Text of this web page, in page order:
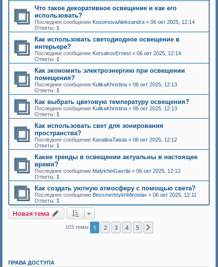
Что такое декоративное освещение и как его
использовать?
Последнее сообщение KosomovaAleksandra « 06 окт 2025, 12:14
Ответы: 1
Как использовать светодиодное освещение в
интерьере?
Последнее сообщение KorsakovErnest « 06 окт 2025, 12:14
Ответы: 1
Как экономить электроэнергию при освещении
помещения?
Последнее сообщение KulikaKhristina « 06 окт 2025, 12:13
Ответы: 1
Как выбрать цветовую температуру освещения?
Последнее сообщение KulikaKhristina « 06 окт 2025, 12:13
Ответы: 1
Как использовать свет для зонирования
пространства?
Последнее сообщение KanalinaTaisiia « 06 окт 2025, 12:12
Ответы: 1
Какие тренды в освещении актуальны в настоящее
время?
Последнее сообщение MalykhinGavrila « 06 окт 2025, 12:12
Ответы: 1
Как создать уютную атмосферу с помощью света?
Последнее сообщение BessmertnykhMiroslav « 06 окт 2025, 12:11
Ответы: 1
Новая тема
103 темы 1 2 3 4 5
ПРАВА ДОСТУПА